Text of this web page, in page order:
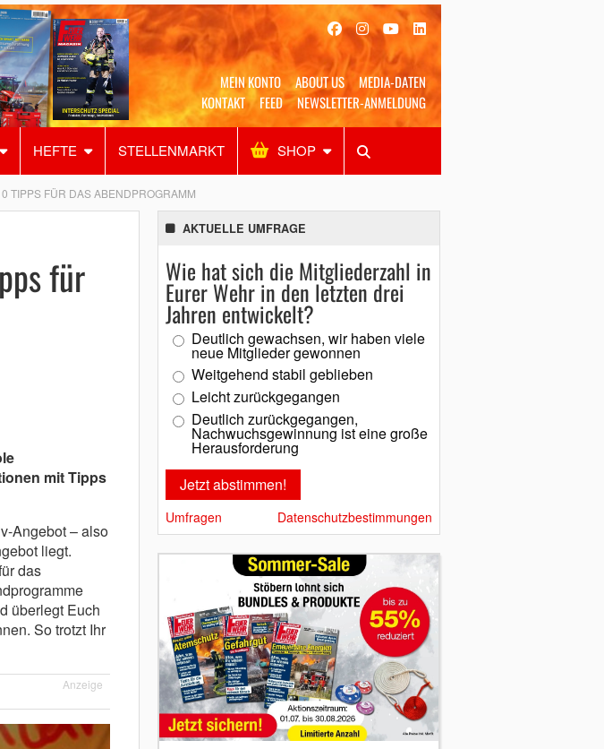
MEIN KONTO ABOUT US
MEDIA-DATEN
KONTAKT
FEED NEWSLETTER-ANMELDUNG
HEFTE STELLENMARKT SHOP
Alles Shop SUCHEN
TIPPS FÜR DAS ABENDPROGRAMM
für
mit Tipps
Angebot – also
liegt.
das
überlegt Euch
So trotzt Ihr
Anzeige
AKTUELLE UMFRAGE
Wie hat sich die Mitgliederzahl in
Eurer Wehr in den letzten drei
Jahren entwickelt?
Deutlich gewachsen, wir haben viele
neue Mitglieder gewonnen
Weitgehend stabil geblieben
Leicht zurückgegangen
Deutlich zurückgegangen,
Nachwuchsgewinnung ist eine große
Herausforderung
Umfragen Datenschutzbestimmungen